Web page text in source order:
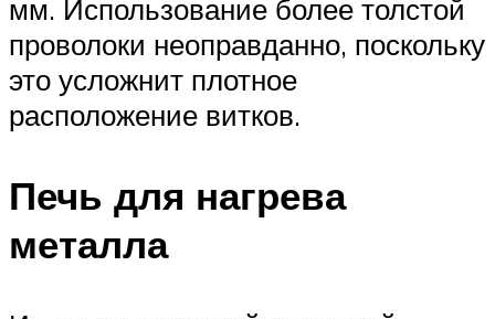
мм. Использование более толстой
проволоки неоправданно, поскольку
это усложнит плотное
расположение витков.
Печь для нагрева
металла